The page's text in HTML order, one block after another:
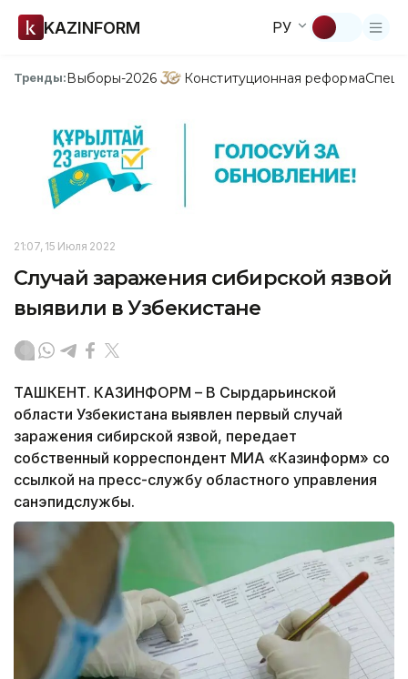
KAZINFORM РУ
Тренды:Выборы-2026 Конституционная реформа
21:07, 15 Июля 2022
Случай заражения сибирской язвой
выявили в Узбекистане
ТАШКЕНТ. КАЗИНФОРМ – В Сырдарьинской
области Узбекистана выявлен первый случай
заражения сибирской язвой, передает
собственный корреспондент МИА «Казинформ» со
ссылкой на пресс-службу областного управления
санэпидслужбы.